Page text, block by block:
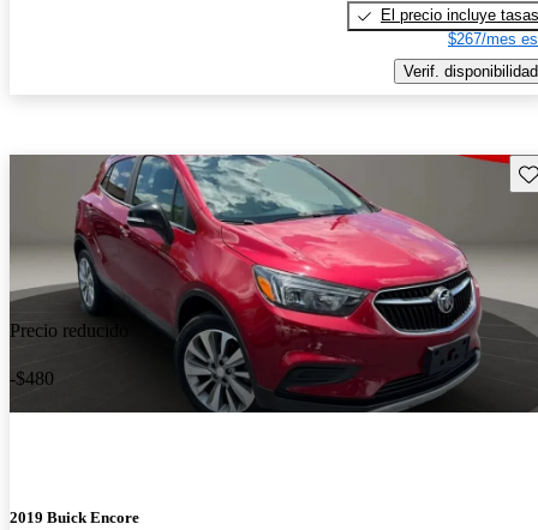
El precio incluye tasas
$267/mes
Verif. disponibilidad
Precio reducido
-$480
2019 Buick Encore